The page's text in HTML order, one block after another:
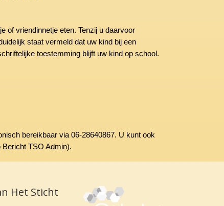
of vriendinnetje eten. Tenzij u daarvoor
staat vermeld dat uw kind bij een
toestemming blijft uw kind op school.
bereikbaar via 06-28640867. U kunt ook
TSO Admin).
Het Sticht